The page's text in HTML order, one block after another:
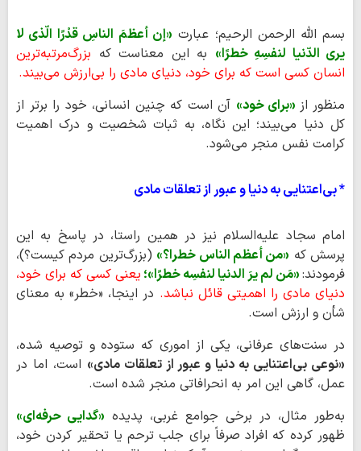
بسم الله الرحمن الرحیم؛ عبارت «إن أعظمَ الناسِ قدْرًا الّذی لا
یری الدّنیا لنفسِهِ خطرًا» به این معناست که بزرگ‌مرتبه‌ترین
انسان کسی است که برای خود، دنیای مادی را بی‌ارزش می‌بیند.
منظور از «برای خود» آن است که چنین انسانی، خود را برتر از
کل دنیا می‌بیند؛ این نگاه، به ثبات شخصیت و درک اهمیت
کرامت نفس منجر می‌شود.
* بی‌اعتنایی به دنیا و عبور از تعلقات مادی
امام سجاد علیه‌السلام نیز در همین راستا، در پاسخ به این
پرسش که «من أعظم الناس خطرا؟» (بزرگ‌ترین مردم کیست؟)،
فرمودند:«مَن لم یرَ الدنیا لنفسِه خطرًا»؛ یعنی کسی که برای خود،
دنیای مادی را اهمیتی قائل نباشد. در اینجا، «خطر» به معنای
شأن و ارزش است.
در سنت‌های عرفانی، یکی از اموری که ستوده و توصیه شده،
«نوعی بی‌اعتنایی به دنیا و عبور از تعلقات مادی» است، اما در
عمل، گاهی این امر به انحرافاتی منجر شده است.
به‌طور مثال، در برخی جوامع غربی، پدیده «گدایی حرفه‌ای»
ظهور کرده که افراد صرفاً برای جلب ترحم یا تحقیر کردن خود،